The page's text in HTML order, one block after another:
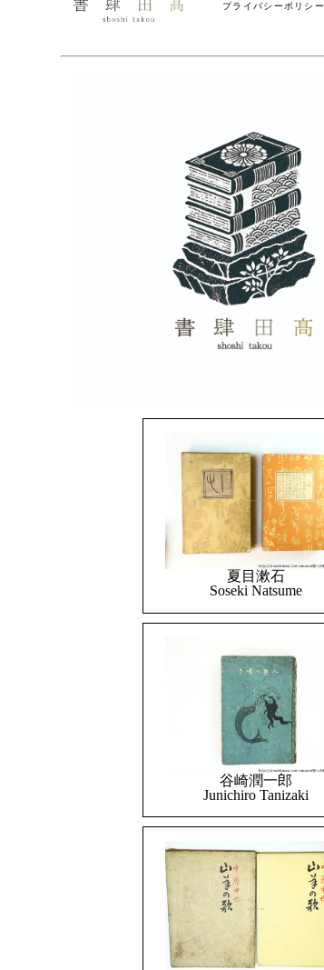
プライバシーポリシー
夏目漱石
Soseki Natsume
谷崎潤一郎
Junichiro Tanizaki